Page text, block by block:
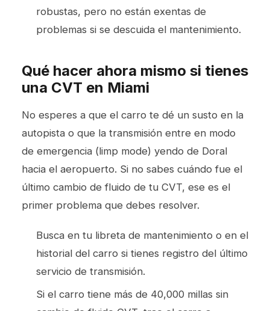
robustas, pero no están exentas de
problemas si se descuida el mantenimiento.
Qué hacer ahora mismo si tienes
una CVT en Miami
No esperes a que el carro te dé un susto en la
autopista o que la transmisión entre en modo
de emergencia (limp mode) yendo de Doral
hacia el aeropuerto. Si no sabes cuándo fue el
último cambio de fluido de tu CVT, ese es el
primer problema que debes resolver.
Busca en tu libreta de mantenimiento o en el
historial del carro si tienes registro del último
servicio de transmisión.
Si el carro tiene más de 40,000 millas sin